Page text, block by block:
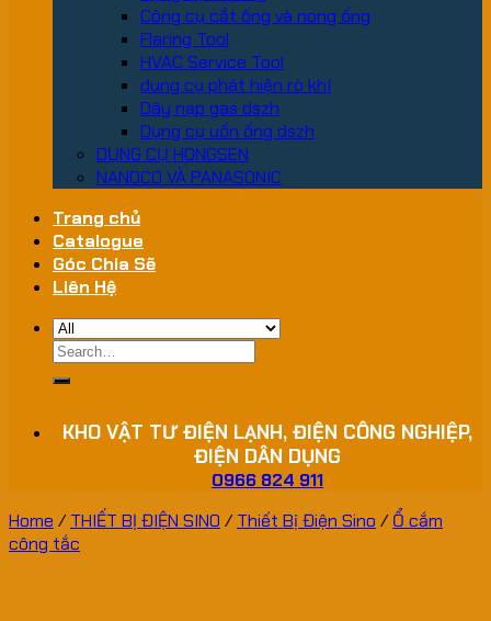
Công cụ cắt ống và nong ống
Flaring Tool
HVAC Service Tool
dung cụ phát hiện rò khí
Dây nạp gas dszh
Dụng cụ uốn ống dszh
DỤNG CỤ HONGSEN
NANOCO VÀ PANASONIC
Trang chủ
Catalogue
Góc Chia Sẽ
Liên Hệ
Search
for:
KHO VẬT TƯ ĐIỆN LẠNH, ĐIỆN CÔNG NGHIỆP,
ĐIỆN DÂN DỤNG
0966 824 911
Home / THIẾT BỊ ĐIỆN SINO / Thiết Bị Điện Sino / Ổ cắm
công tắc